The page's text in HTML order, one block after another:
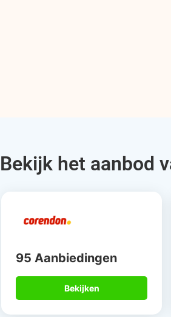
Bekijk het aanbod
95 Aanbiedingen
Bekijken